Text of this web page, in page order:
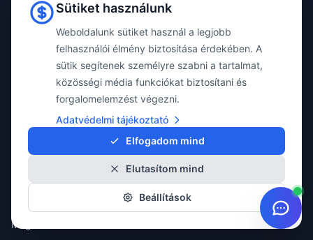
✓ Átlátható szerelési folyamat
✓ Gyártó független szaktanácsadás
INFORMÁCIÓ
ÁSZF
Online elállási nyilatkozat
Adatvédelem
Magazin
Sütiket használunk
Weboldalunk sütiket használ a legjobb
felhasználói élmény biztosítása érdekében. A
sütik segítenek személyre szabni a tartalmat,
közösségi média funkciókat biztosítani és
forgalomelemzést végezni.
Adatvédelmi tájékoztató
Elfogadom mind
Elutasítom mind
Beállítások